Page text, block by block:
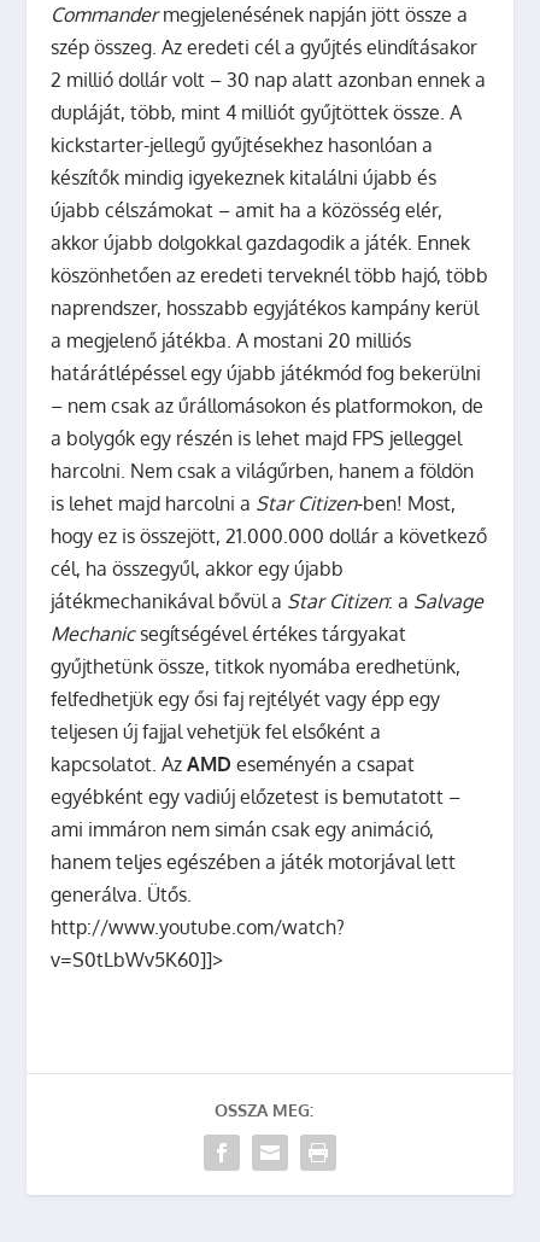
Commandermegjelenésének napján jött össze a
szép összeg. Az eredeti cél a gyűjtés elindításakor
2 millió dollár volt – 30 nap alatt azonban ennek a
dupláját, több, mint 4 milliót gyűjtöttek össze. A
kickstarter-jellegű gyűjtésekhez hasonlóan a
készítők mindig igyekeznek kitalálni újabb és
újabb célszámokat – amit ha a közösség elér,
akkor újabb dolgokkal gazdagodik a játék. Ennek
köszönhetően az eredeti terveknél több hajó, több
naprendszer, hosszabb egyjátékos kampány kerül
a megjelenő játékba. A mostani 20 milliós
határátlépéssel egy újabb játékmód fog bekerülni
– nem csak az űrállomásokon és platformokon, de
a bolygók egy részén is lehet majd FPS jelleggel
harcolni. Nem csak a világűrben, hanem a földön
is lehet majd harcolni a Star Citizen-ben! Most,
hogy ez is összejött, 21.000.000 dollár a következő
cél, ha összegyűl, akkor egy újabb
játékmechanikával bővül a Star Citizen: a Salvage
Mechanicsegítségével értékes tárgyakat
gyűjthetünk össze, titkok nyomába eredhetünk,
felfedhetjük egy ősi faj rejtélyét vagy épp egy
teljesen új fajjal vehetjük fel elsőként a
kapcsolatot. AzAMD eseményén a csapat
egyébként egy vadiúj előzetest is bemutatott –
ami immáron nem simán csak egy animáció,
hanem teljes egészében a játék motorjával lett
generálva. Ütős.
http://www.youtube.com/watch?
v=S0tLbWv5K60]]>
OSSZA MEG: